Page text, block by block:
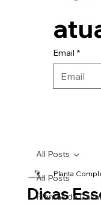
Email *
All Posts
Plantas de
All Posts
Dicas
Planta